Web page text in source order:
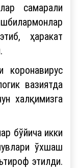
самарали
ҳаракат
коронавирус
вазиятда
халқимизга
бўйича икки
ўхшаш
этилди.